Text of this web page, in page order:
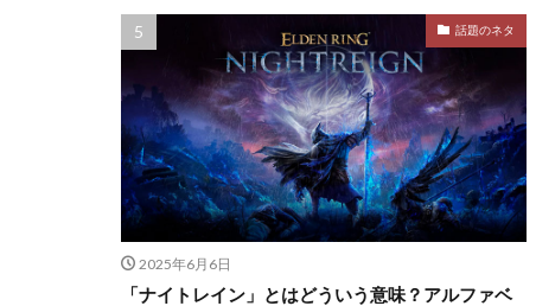
話題のネタ
2025年6月6日
「ナイトレイン」とはどういう意味？アルファベ